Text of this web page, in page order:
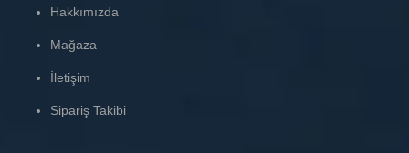
Hakkımızda
Mağaza
İletişim
Sipariş Takibi